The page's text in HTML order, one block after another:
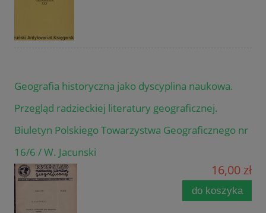
Geografia historyczna jako dyscyplina naukowa.
Przegląd radzieckiej literatury geograficznej.
Biuletyn Polskiego Towarzystwa Geograficznego nr
16/6 / W. Jacunski
16,00 zł
do koszyka